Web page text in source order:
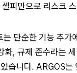
피만으로 리스크
단순한 기능 추가
화, 규제 준수라는
습니다. ARGOS는